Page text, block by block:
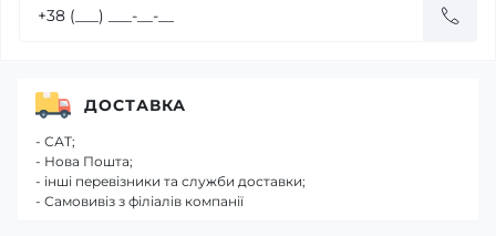
ДОСТАВКА
- САТ;
- Нова Пошта;
- інші перевізники та служби доставки;
- Самовивіз з філіалів компанії